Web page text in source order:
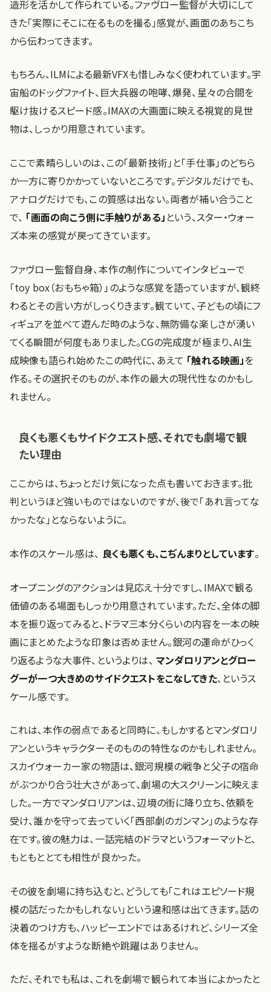
造形を活かして作られている。ファヴロー監督が大切にして
きた「実際にそこに在るものを撮る」感覚が、画面のあちこち
から伝わってきます。
もちろん、ILMによる最新VFXも惜しみなく使われています。宇
宙船のドッグファイト、巨大兵器の咆哮、爆発、星々の合間を
駆け抜けるスピード感。IMAXの大画面に映える視覚的見世
物は、しっかり用意されています。
ここで素晴らしいのは、この「最新技術」と「手仕事」のどちら
か一方に寄りかかっていないところです。デジタルだけでも、
アナログだけでも、この質感は出ない。両者が補い合うこと
で、 「画面の向こう側に手触りがある」 という、スター・ウォー
ズ本来の感覚が戻ってきています。
ファヴロー監督自身、本作の制作についてインタビューで
「toy box（おもちゃ箱）」のような感覚を語っていますが、観終
わるとその言い方がしっくりきます。観ていて、子どもの頃にフ
ィギュアを並べて遊んだ時のような、無防備な楽しさが湧い
てくる瞬間が何度もありました。CGの完成度が極まり、AI生
成映像も語られ始めたこの時代に、あえて 「触れる映画」を
作る。その選択そのものが、本作の最大の現代性なのかもし
れません。
良くも悪くもサイドクエスト感、それでも劇場で観
たい理由
ここからは、ちょっとだけ気になった点も書いておきます。批
判というほど強いものではないのですが、後で「あれ言ってな
かったな」とならないように。
本作のスケール感は、 良くも悪くも、こぢんまりとしています。
オープニングのアクションは見応え十分ですし、IMAXで観る
価値のある場面もしっかり用意されています。ただ、全体の脚
本を振り返ってみると、ドラマ三本分くらいの内容を一本の映
画にまとめたような印象は否めません。銀河の運命がひっく
り返るような大事件、というよりは、 マンダロリアンとグロー
グーが一つ大きめのサイドクエストをこなしてきた、というス
ケール感です。
これは、本作の弱点であると同時に、もしかするとマンダロリ
アンというキャラクターそのものの特性なのかもしれません。
スカイウォーカー家の物語は、銀河規模の戦争と父子の宿命
がぶつかり合う壮大さがあって、劇場の大スクリーンに映えま
した。一方でマンダロリアンは、辺境の街に降り立ち、依頼を
受け、誰かを守って去っていく「西部劇のガンマン」のような存
在です。彼の魅力は、一話完結のドラマというフォーマットと、
もともととても相性が良かった。
その彼を劇場に持ち込むと、どうしても「これはエピソード規
模の話だったかもしれない」という違和感は出てきます。話の
決着のつけ方も、ハッピーエンドではあるけれど、シリーズ全
体を揺るがすような断絶や跳躍はありません。
ただ、それでも私は、これを劇場で観られて本当によかったと